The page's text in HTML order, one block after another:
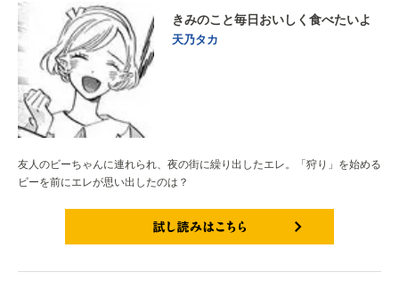
きみのこと毎日おいしく食べたいよ
天乃タカ
友人のビーちゃんに連れられ、夜の街に繰り出したエレ。「狩り」を始める
ビーを前にエレが思い出したのは？